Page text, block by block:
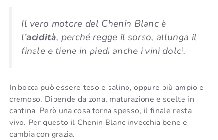
Il vero motore del Chenin Blanc è
l’acidità, perché regge il sorso, allunga il
finale e tiene in piedi anche i vini dolci.
In bocca può essere teso e salino, oppure più ampio e
cremoso. Dipende da zona, maturazione e scelte in
cantina. Però una cosa torna spesso, il finale resta
vivo. Per questo il Chenin Blanc invecchia bene e
cambia con grazia.